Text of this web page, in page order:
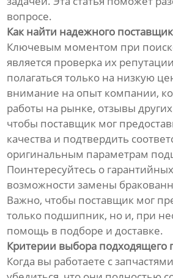
вопросе.
Как найти надежного
Ключевым моментом при
является проверка их
полагаться только на низкую
внимание на опыт компании,
работы на рынке, отзывы
чтобы поставщик мог
качества и подтвердить
оригинальным параметрам
Поинтересуйтесь о
возможности замены
Важно, чтобы поставщик мог
только подшипник, но и, при
помощь в подборе и доставке.
Критерии выбора
Когда вы работаете с